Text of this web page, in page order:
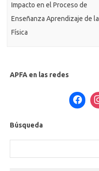
Impacto en el Proceso de
Enseñanza Aprendizaje de la
Física
APFA en las redes
Búsqueda